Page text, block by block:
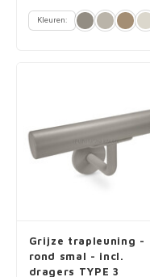
Kleuren:
Grijze trapleuning -
rond smal - incl.
dragers TYPE 3